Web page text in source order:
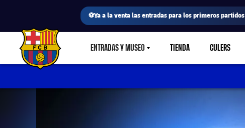
⚽Ya a la venta las entradas para los primeros partidos
FC Barcelona club badge ENTRADAS Y MUSEOLABEL.SHARE.CARETDOWN
TIENDA CULERS